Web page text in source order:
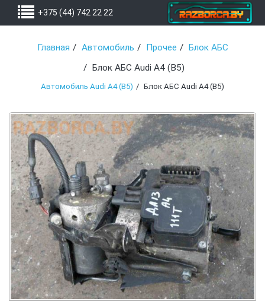
+375 (44) 742 22 22
Главная Автомобиль Прочее
Блок АБС
Блок АБС Audi A4 (B5)
Автомобиль Audi A4 (B5) Блок АБС Audi A4 (B5)